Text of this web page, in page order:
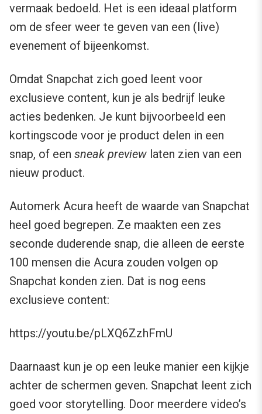
vermaak bedoeld. Het is een ideaal platform
om de sfeer weer te geven van een (live)
evenement of bijeenkomst.
Omdat Snapchat zich goed leent voor
exclusieve content, kun je als bedrijf leuke
acties bedenken. Je kunt bijvoorbeeld een
kortingscode voor je product delen in een
snap, of een sneak preview laten zien van een
nieuw product.
Automerk Acura heeft de waarde van Snapchat
heel goed begrepen. Ze maakten een zes
seconde duderende snap, die alleen de eerste
100 mensen die Acura zouden volgen op
Snapchat konden zien. Dat is nog eens
exclusieve content:
https://youtu.be/pLXQ6ZzhFmU
Daarnaast kun je op een leuke manier een kijkje
achter de schermen geven. Snapchat leent zich
goed voor storytelling. Door meerdere video’s